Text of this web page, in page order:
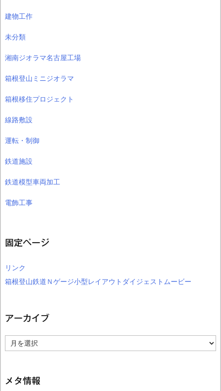
建物工作
未分類
湘南ジオラマ名古屋工場
箱根登山ミニジオラマ
箱根移住プロジェクト
線路敷設
運転・制御
鉄道施設
鉄道模型車両加工
電飾工事
固定ページ
リンク
箱根登山鉄道Ｎゲージ小型レイアウトダイジェストムービー
アーカイブ
ー
ブ
メタ情報